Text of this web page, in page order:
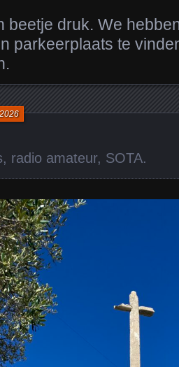
beetje druk. We
parkeerplaats te
, radio amateur, SOTA.